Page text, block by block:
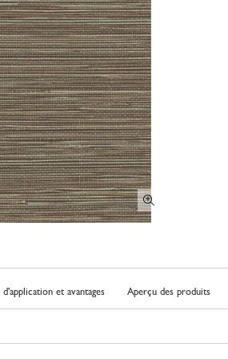
et avantages Aperçu des produits